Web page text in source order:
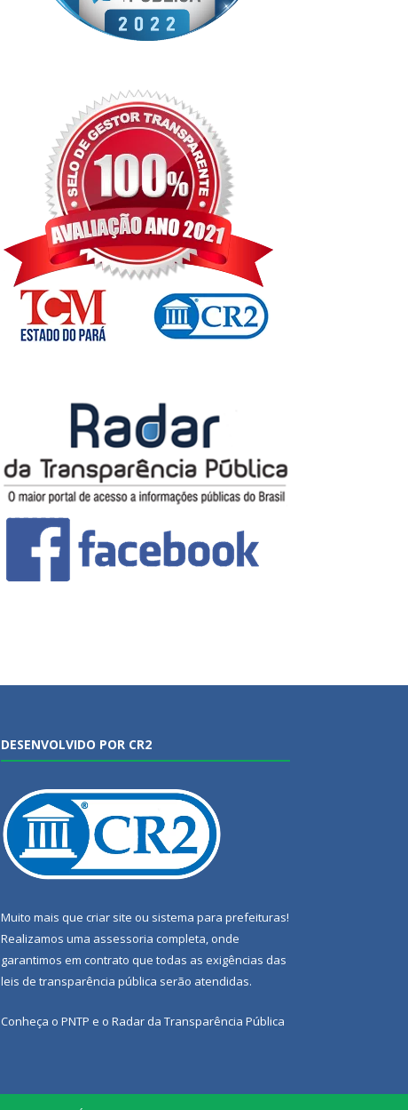
DESENVOLVIDO POR CR2
Muito mais que criar site ou sistema para prefeituras!
Realizamos uma assessoria completa, onde
garantimos em contrato que todas as exigências das
leis de transparência pública serão atendidas.
Conheça o PNTP e o Radar da Transparência Pública